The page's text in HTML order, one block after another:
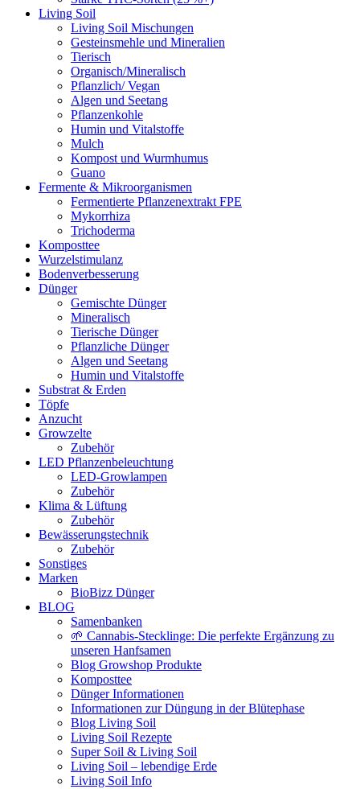
Living Soil
Living Soil Mischungen
Gesteinsmehle und Mineralien
Tierisch
Organisch/Mineralisch
Pflanzlich/ Vegan
Algen und Seetang
Pflanzenkohle
Humin und Vitalstoffe
Mulch
Kompost und Wurmhumus
Guano
Fermente & Mikroorganismen
Fermentierte Pflanzenextrakt FPE
Mykorrhiza
Trichoderma
Komposttee
Wurzelstimulanz
Bodenverbesserung
Dünger
Gemischte Dünger
Mineralisch
Tierische Dünger
Pflanzliche Dünger
Algen und Seetang
Humin und Vitalstoffe
Substrat & Erden
Töpfe
Anzucht
Growzelte
Zubehör
LED Pflanzenbeleuchtung
LED-Growlampen
Zubehör
Klima & Lüftung
Zubehör
Bewässerungstechnik
Zubehör
Sonstiges
Marken
BioBizz Dünger
BLOG
Samenbanken
🌱 Cannabis-Stecklinge: Die perfekte Ergänzung zu
unseren Hanfsamen
Blog Growshop Produkte
Komposttee
Dünger Informationen
Informationen zur Düngung in der Blütephase
Blog Living Soil
Living Soil Rezepte
Super Soil & Living Soil
Living Soil – lebendige Erde
Living Soil Info